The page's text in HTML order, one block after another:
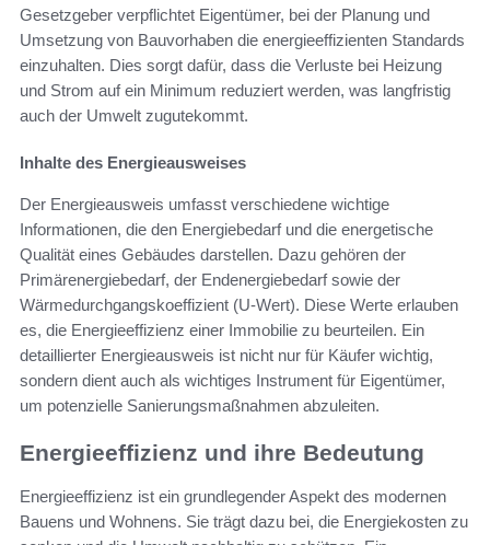
Gesetzgeber verpflichtet Eigentümer, bei der Planung und
Umsetzung von Bauvorhaben die energieeffizienten Standards
einzuhalten. Dies sorgt dafür, dass die Verluste bei Heizung
und Strom auf ein Minimum reduziert werden, was langfristig
auch der Umwelt zugutekommt.
Inhalte des Energieausweises
Der Energieausweis umfasst verschiedene wichtige
Informationen, die den Energiebedarf und die energetische
Qualität eines Gebäudes darstellen. Dazu gehören der
Primärenergiebedarf, der Endenergiebedarf sowie der
Wärmedurchgangskoeffizient (U-Wert). Diese Werte erlauben
es, die Energieeffizienz einer Immobilie zu beurteilen. Ein
detaillierter Energieausweis ist nicht nur für Käufer wichtig,
sondern dient auch als wichtiges Instrument für Eigentümer,
um potenzielle Sanierungsmaßnahmen abzuleiten.
Energieeffizienz und ihre Bedeutung
Energieeffizienz ist ein grundlegender Aspekt des modernen
Bauens und Wohnens. Sie trägt dazu bei, die Energiekosten zu